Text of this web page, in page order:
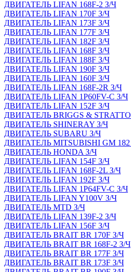
ДВИГАТЕЛЬ LIFAN 168F-2 З/Ч
ДВИГАТЕЛЬ LIFAN 170F З/Ч
ДВИГАТЕЛЬ LIFAN 173F З/Ч
ДВИГАТЕЛЬ LIFAN 177F З/Ч
ДВИГАТЕЛЬ LIFAN 182F З/Ч
ДВИГАТЕЛЬ LIFAN 168F З/Ч
ДВИГАТЕЛЬ LIFAN 188F З/Ч
ДВИГАТЕЛЬ LIFAN 190F З/Ч
ДВИГАТЕЛЬ LIFAN 160F З/Ч
ДВИГАТЕЛЬ LIFAN 168F-2R З/Ч
ДВИГАТЕЛЬ LIFAN 1P60FV-C З/Ч
ДВИГАТЕЛЬ LIFAN 152F З/Ч
ДВИГАТЕЛЬ BRIGGS &
ДВИГАТЕЛЬ SHINERAY З/Ч
ДВИГАТЕЛЬ SUBARU З/Ч
ДВИГАТЕЛЬ MITSUBISHI GM 182
ДВИГАТЕЛЬ HONDA З/Ч
ДВИГАТЕЛЬ LIFAN 154F З/Ч
ДВИГАТЕЛЬ LIFAN 168F-2L З/Ч
ДВИГАТЕЛЬ LIFAN 192F З/Ч
ДВИГАТЕЛЬ LIFAN 1P64FV-C З/Ч
ДВИГАТЕЛЬ LIFAN Y100V З/Ч
ДВИГАТЕЛЬ MTD З/Ч
ДВИГАТЕЛЬ LIFAN 139F-2 З/Ч
ДВИГАТЕЛЬ LIFAN 156F З/Ч
ДВИГАТЕЛЬ BRAIT BR 170F З/Ч
ДВИГАТЕЛЬ BRAIT BR 168F-2 З/Ч
ДВИГАТЕЛЬ BRAIT BR 177F З/Ч
ДВИГАТЕЛЬ BRAIT BR 173F З/Ч